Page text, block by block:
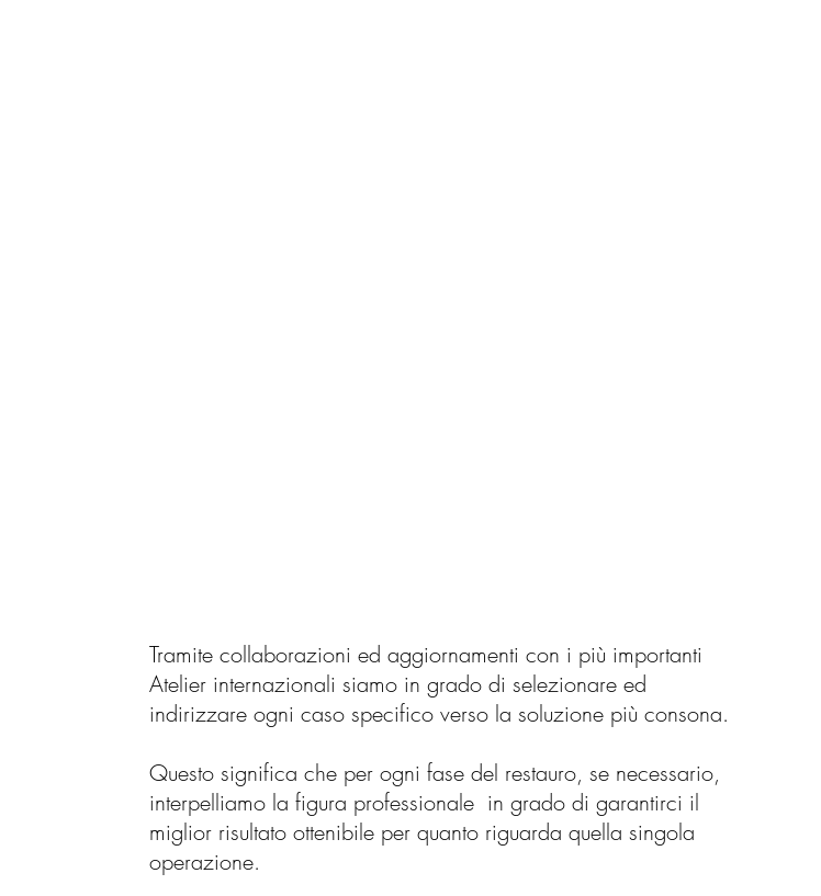
Tramite collaborazioni ed aggiornamenti con i più importanti
Atelier internazionali siamo in grado di selezionare ed
indirizzare ogni caso specifico verso la soluzione più consona.
Questo significa che per ogni fase del restauro, se necessario,
interpelliamo la figura professionale in grado di garantirci il
miglior risultato ottenibile per quanto riguarda quella singola
operazione.